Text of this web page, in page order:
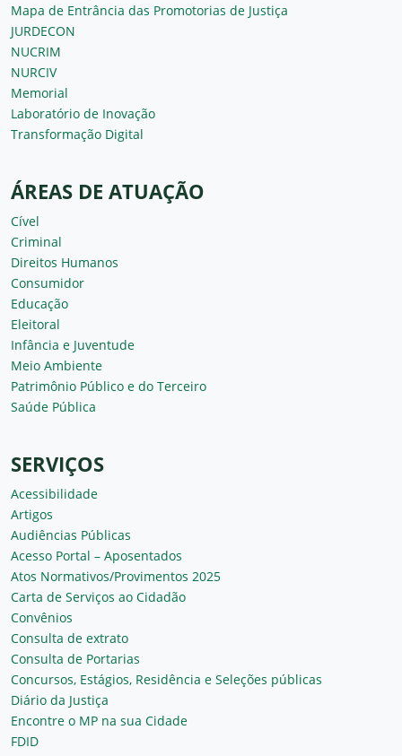
Mapa de Entrância das Promotorias de Justiça
JURDECON
NUCRIM
NURCIV
Memorial
Laboratório de Inovação
Transformação Digital
ÁREAS DE ATUAÇÃO
Cível
Criminal
Direitos Humanos
Consumidor
Educação
Eleitoral
Infância e Juventude
Meio Ambiente
Patrimônio Público e do Terceiro
Saúde Pública
SERVIÇOS
Acessibilidade
Artigos
Audiências Públicas
Acesso Portal – Aposentados
Atos Normativos/Provimentos 2025
Carta de Serviços ao Cidadão
Convênios
Consulta de extrato
Consulta de Portarias
Concursos, Estágios, Residência e Seleções públicas
Diário da Justiça
Encontre o MP na sua Cidade
FDID